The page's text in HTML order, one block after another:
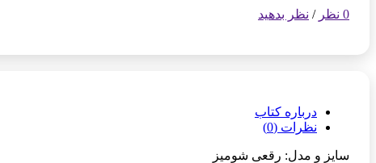
0 نظر / نظر بدهید
درباره کتاب
نظرات (0)
سایز و مدل: رقعی شومیز